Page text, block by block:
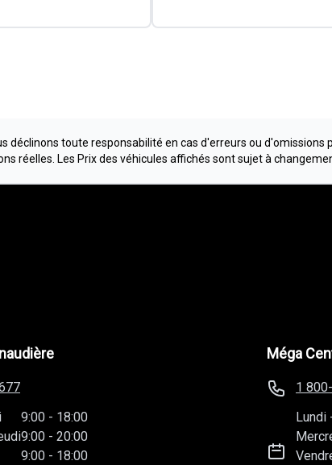
toute responsabilité en cas d'erreurs ou d'omissions
réelles. Les Prix des véhicules affichés sont sujet à
9:00 - 18:00
9:00 - 20:00
9:00 - 18:00
Méga
1
Lundi